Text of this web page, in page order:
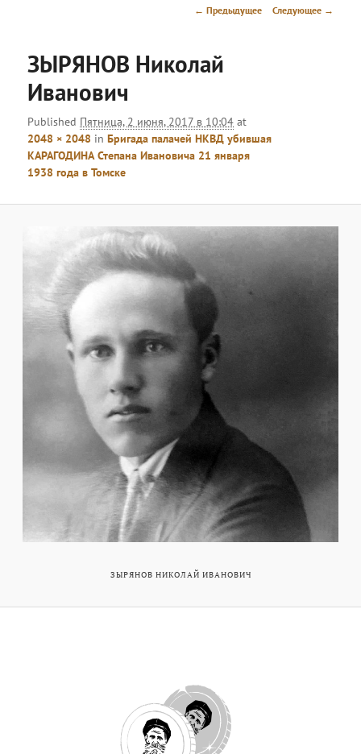
Навигация
← Предыдущее Следующее →
ЗЫРЯНОВ Николай
Иванович
Published Пятница, 2 июня, 2017 в 10:04 at
2048 × 2048 inБригада палачей НКВД убившая
КАРАГОДИНА Степана Ивановича 21 января
1938 года в Томске
ЗЫРЯНОВ НИКОЛАЙ ИВАНОВИЧ